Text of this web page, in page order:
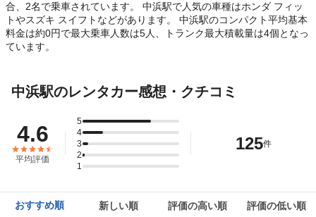
合、2名で乗車されています。 中浜駅で人気の車種はホンダ フィッ
トやスズキ スイフトなどがあります。 中浜駅のコンパクト平均基本
料金は約0円で最大乗車人数は5人、トランク最大積載量は4個となっ
ています。
中浜駅のレンタカー感想・クチコミ
4.6
平均評価
5
4
3
2
1
125件
おすすめ順 新しい順 評価の高い順 評価の低い順